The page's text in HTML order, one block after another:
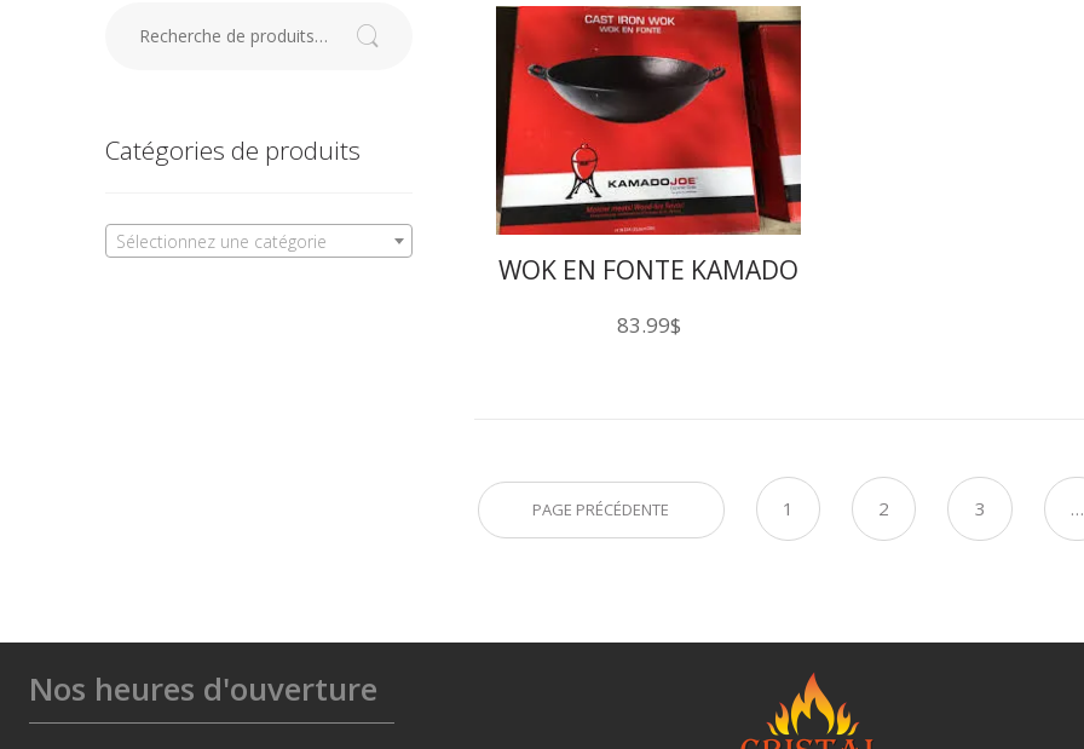
WOK EN FONTE KAMADO
83.99$
PAGE PRÉCÉDENTE 1 2 3 …
Recherche
Catégories de produits
Sélectionnez une catégorie
Nos heures d'ouverture